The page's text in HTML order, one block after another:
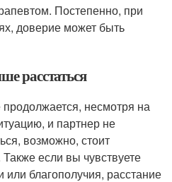
Постепенно, при
доверие может быть
расстаться
несмотря на
и партнер не
возможно, стоит
если вы чувствуете
или благополучия, расстание